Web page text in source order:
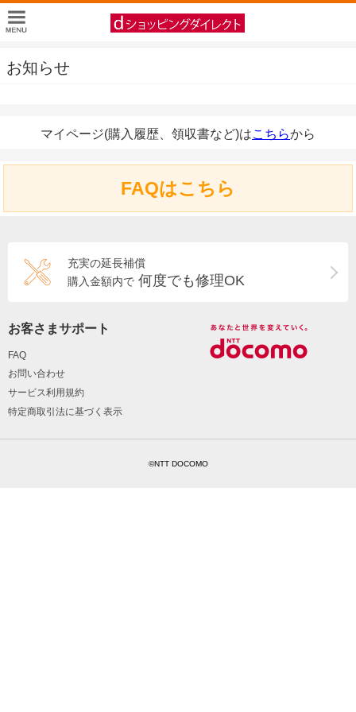
お知らせ
マイページ(購入履歴、領収書など)はこちらから
FAQはこちら
充実の延長補償
購入金額内で 何度でも修理OK
お客さまサポート
FAQ
お問い合わせ
サービス利用規約
特定商取引法に基づく表示
©NTT DOCOMO